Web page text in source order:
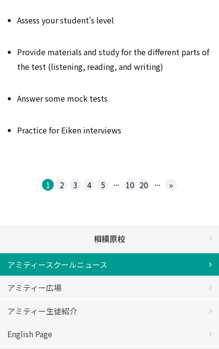
Assess your student's level
Provide materials and study for the different parts of
the test (listening, reading, and writing)
Answer some mock tests
Practice for Eiken interviews
1 2 3 4 5 ... 10 20 ... »
相模原校
アミティースクールニュース
アミティー広場
アミティー生徒紹介
English Page